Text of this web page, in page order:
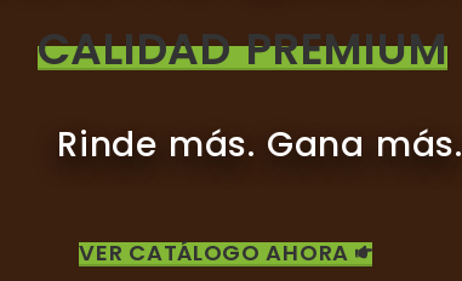
CALIDAD PREMIUM
Rinde más. Gana más.
VER CATÁLOGO AHORA